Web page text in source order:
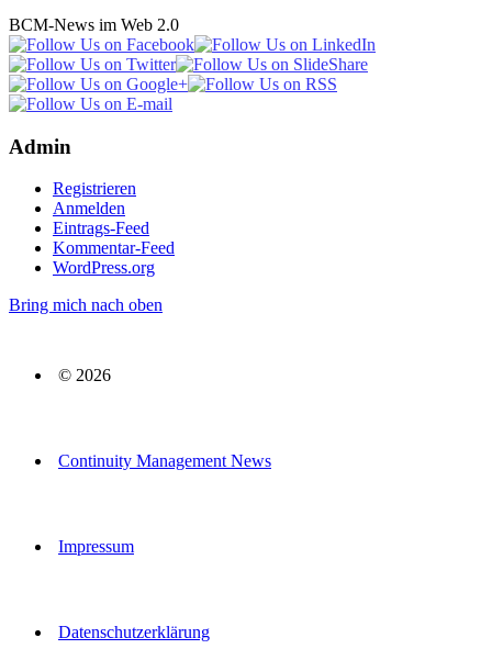
BCM-News im Web 2.0
Admin
Registrieren
Anmelden
Eintrags-Feed
Kommentar-Feed
WordPress.org
Bring mich nach oben
© 2026
Continuity Management News
Impressum
Datenschutzerklärung